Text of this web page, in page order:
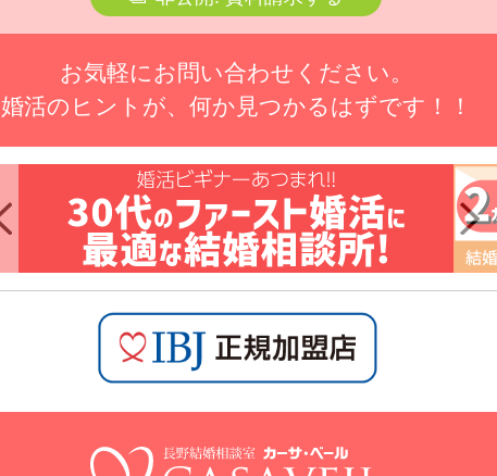
お気軽にお問い合わせください。
婚活のヒントが、何か見つかるはずです！！